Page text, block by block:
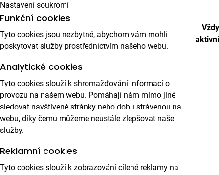
Nastavení soukromí
Funkční cookies
Tyto cookies jsou nezbytné, abychom vám mohli
poskytovat služby prostřednictvím našeho webu.
Vždy
aktivní
Analytické cookies
Tyto cookies slouží k shromažďování informací o
provozu na našem webu. Pomáhají nám mimo jiné
sledovat navštívené stránky nebo dobu strávenou na
webu, díky čemu můžeme neustále zlepšovat naše
služby.
Reklamní cookies
Tyto cookies slouží k zobrazování cílené reklamy na